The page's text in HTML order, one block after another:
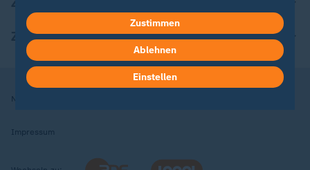
ZDFheute Apps
Nutzungsbedingungen
Impressum
in deinen Einstellungen widerrufen oder ändern.
Hier findest du das Impressum.
Weitere Informationen findest du in unserer
Datenschutzerklärung.
Zustimmen
Ablehnen
Einstellen